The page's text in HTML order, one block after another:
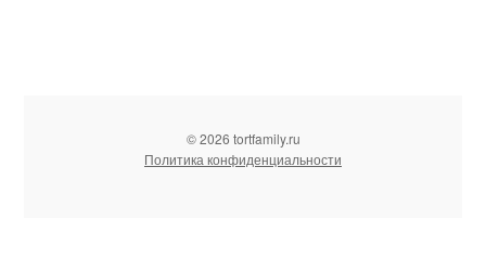
© 2026 tortfamily.ru
Политика конфиденциальности